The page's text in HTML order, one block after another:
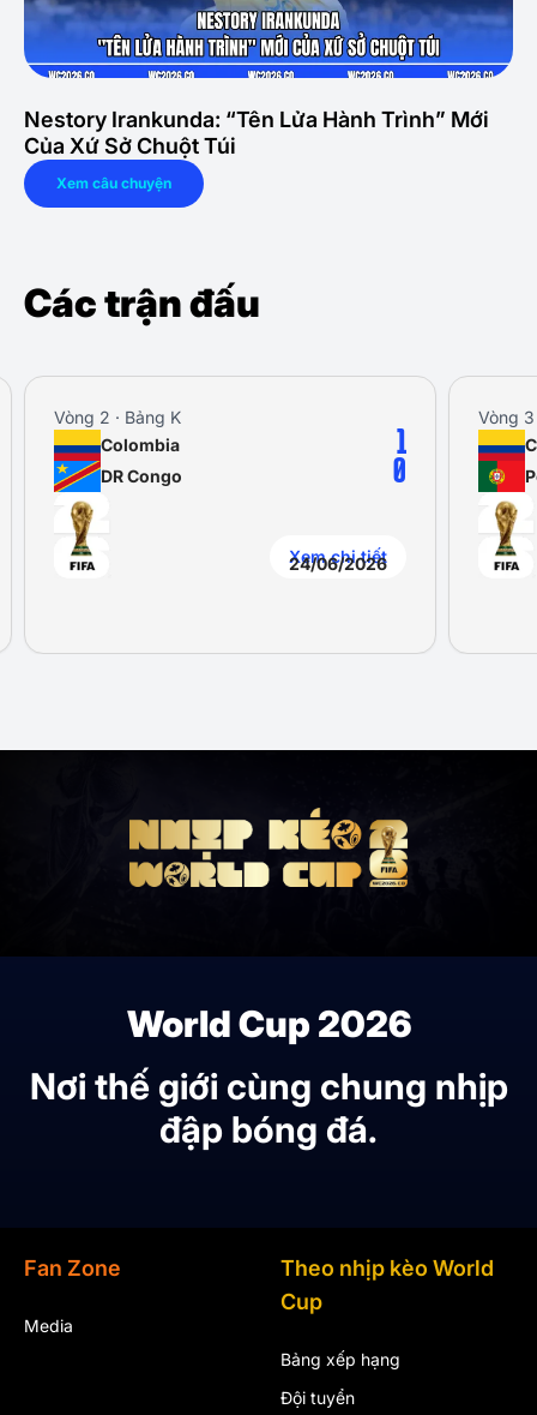
Nestory Irankunda: “Tên Lửa Hành Trình” Mới
Của Xứ Sở Chuột Túi
Xem câu chuyện
Các trận đấu
Vòng 2 · Bảng K
24/06/2026
Colombia
DR Congo
1
0
Xem chi tiết
Vòng 3
World Cup 2026
Nơi thế giới cùng chung nhịp
đập bóng đá.
Fan Zone
Media
Theo nhịp kèo World
Cup
Bảng xếp hạng
Đội tuyển